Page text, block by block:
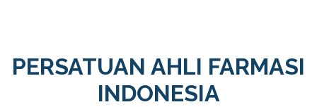
PERSATUAN AHLI FARMASI
INDONESIA